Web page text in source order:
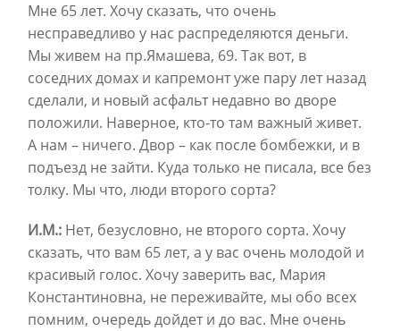
Мне 65 лет. Хочу сказать, что очень
несправедливо у нас распределяются деньги.
Мы живем на пр.Ямашева, 69. Так вот, в
соседних домах и капремонт уже пару лет назад
сделали, и новый асфальт недавно во дворе
положили. Наверное, кто-то там важный живет.
А нам – ничего. Двор – как после бомбежки, и в
подъезд не зайти. Куда только не писала, все без
толку. Мы что, люди второго сорта?
И.М.: Нет, безусловно, не второго сорта. Хочу
сказать, что вам 65 лет, а у вас очень молодой и
красивый голос. Хочу заверить вас, Мария
Константиновна, не переживайте, мы обо всех
помним, очередь дойдет и до вас. Мне очень